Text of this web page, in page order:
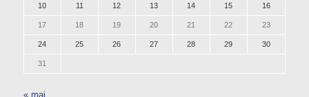
10 11 12 13 14 15 16
17 18 19 20 21 22 23
24 25 26 27 28 29 30
31
« maj